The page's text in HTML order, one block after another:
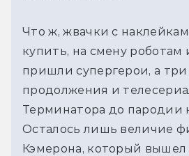
Что ж, жвачки с
купить, на смену роботам
пришли супергерои, а
продолжения и
Терминатора до пародии
Осталось лишь величие
Кэмерона, который вышел